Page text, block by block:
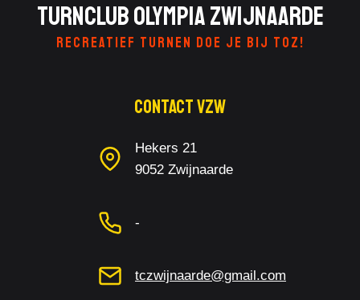
Turnclub Olympia Zwijnaarde
RECREATIEF TURNEN DOE JE BIJ TOZ!
Contact Vzw
Hekers 21
9052 Zwijnaarde
-
tczwijnaarde@gmail.com